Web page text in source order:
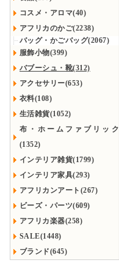
コスメ・アロマ(40)
アフリカのかご(2238)
バッグ・かごバッグ(2067)
服飾小物(399)
バブーシュ・靴(312)
アクセサリー(653)
衣料(108)
生活雑貨(1052)
布・ホームファブリック
(1352)
インテリア雑貨(1799)
インテリア家具(293)
アフリカンアート(267)
ビーズ・パーツ(609)
アフリカ楽器(258)
SALE(1448)
ブランド(645)